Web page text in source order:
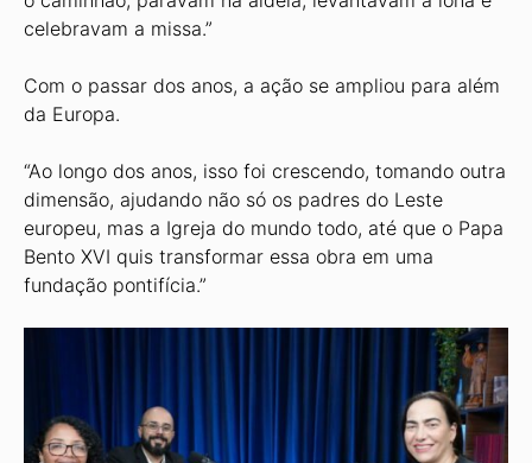
celebravam a missa.”
Com o passar dos anos, a ação se ampliou para além
da Europa.
“Ao longo dos anos, isso foi crescendo, tomando outra
dimensão, ajudando não só os padres do Leste
europeu, mas a Igreja do mundo todo, até que o Papa
Bento XVI quis transformar essa obra em uma
fundação pontifícia.”